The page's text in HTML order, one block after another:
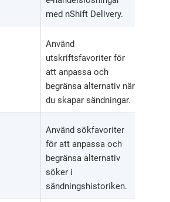
med nShift Delivery.
Använd
utskriftsfavoriter för
att anpassa och
begränsa alternativ när
du skapar sändningar.
Använd sökfavoriter
för att anpassa och
begränsa alternativ
söker i
sändningshistoriken.